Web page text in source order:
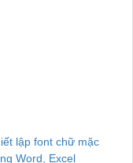
lập font chữ mặc
Word, Excel